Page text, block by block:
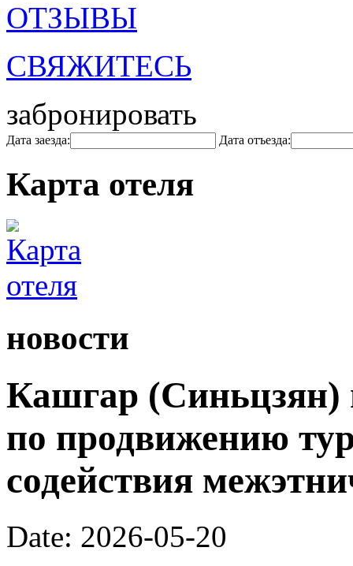
ОТЗЫВЫ
СВЯЖИТЕСЬ
забронировать
Дата заезда: Дата отъезда:
Карта отеля
новости
Кашгар (Синьцзян)
по продвижению
содействия
Date: 2026-05-20